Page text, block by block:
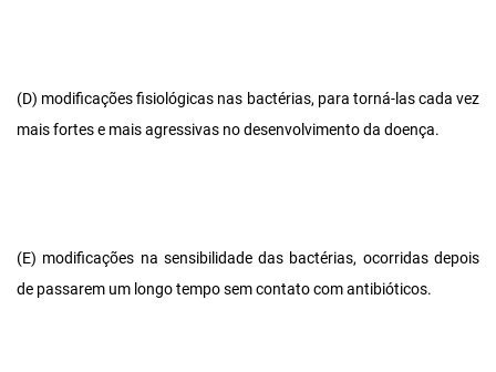
(D) modificações fisiológicas nas bactérias, para torná-las cada vez
mais fortes e mais agressivas no desenvolvimento da doença.
(E) modificações na sensibilidade das bactérias, ocorridas depois
de passarem um longo tempo sem contato com antibióticos.